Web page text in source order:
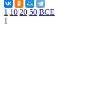
1 10 20 50 ВСЕ
1